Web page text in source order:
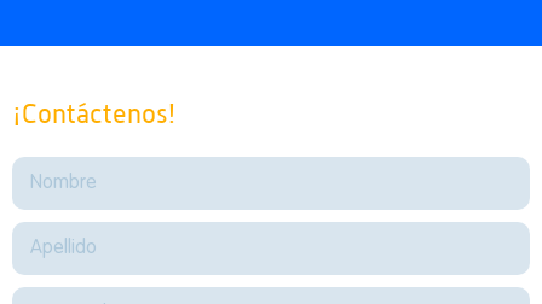
¡Contáctenos!